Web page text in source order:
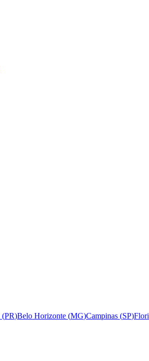
(PR)Belo Horizonte (MG)Campinas (SP)